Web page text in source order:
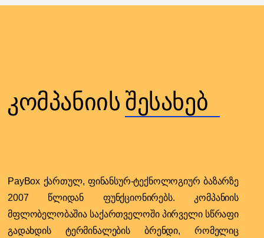
კომპანიის შესახებ
PayBox ქართულ, ფინანსურ-ტექნოლოგიურ ბაზარზე
2007 წლიდან ფუნქციონირებს. კომპანიის
მფლობელობაშია საქართველოში პირველი სწრაფი
გადახდის ტერმინალების ბრენდი, რომელიც